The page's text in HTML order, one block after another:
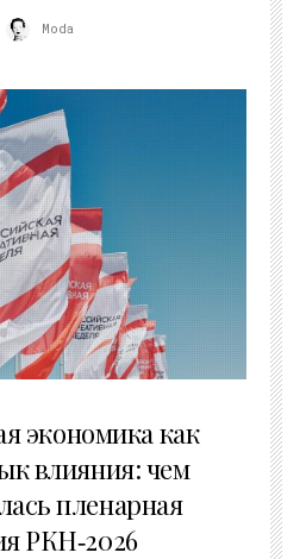
Moda
экономика как
влияния: чем
пленарная
РКН‑2026